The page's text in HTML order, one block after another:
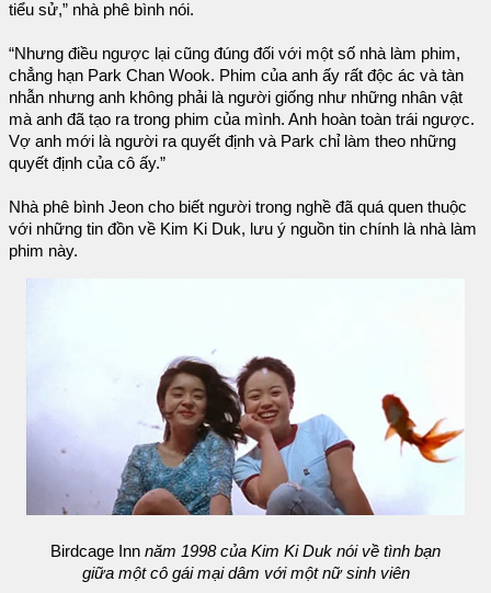
tiểu sử,” nhà phê bình nói.
“Nhưng điều ngược lại cũng đúng đối với một số nhà làm phim,
chẳng hạn Park Chan Wook. Phim của anh ấy rất độc ác và tàn
nhẫn nhưng anh không phải là người giống như những nhân vật
mà anh đã tạo ra trong phim của mình. Anh hoàn toàn trái ngược.
Vợ anh mới là người ra quyết định và Park chỉ làm theo những
quyết định của cô ấy.”
Nhà phê bình Jeon cho biết người trong nghề đã quá quen thuộc
với những tin đồn về Kim Ki Duk, lưu ý nguồn tin chính là nhà làm
phim này.
Birdcage Inn năm 1998 của Kim Ki Duk nói về tình bạn
giữa một cô gái mại dâm với một nữ sinh viên